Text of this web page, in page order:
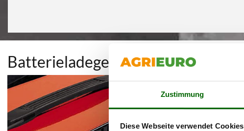
Zustimmung
Diese Webseite verwendet Cookies
Batterieladegeräte